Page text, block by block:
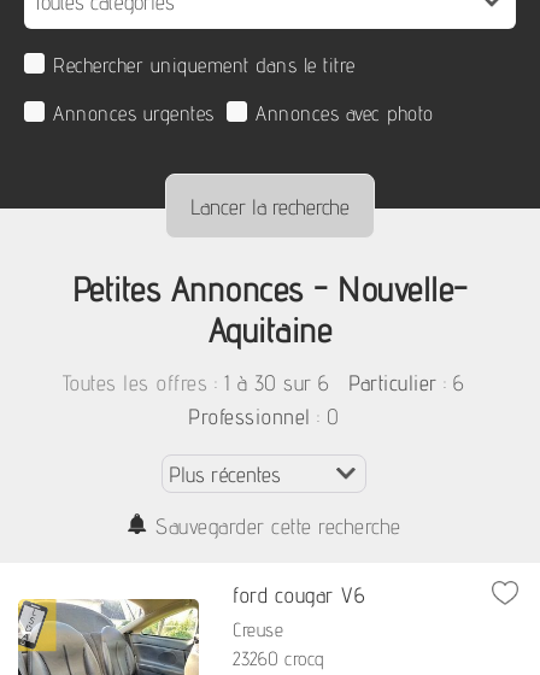
Rechercher uniquement dans le titre
Annonces urgentes
Annonces avec photo
Petites Annonces - Nouvelle-
Aquitaine
Toutes les offres : 1 à 30 sur 6 Particulier : 6
Professionnel : 0
Sauvegarder cette recherche
ford cougar V6
Creuse
23260 crocq